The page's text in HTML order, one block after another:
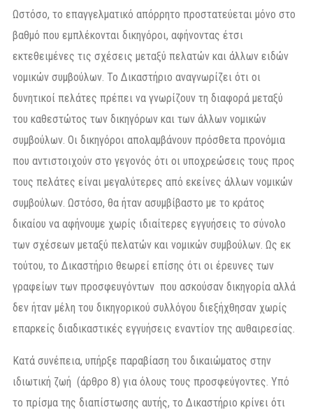
Ωστόσο, το επαγγελματικό απόρρητο προστατεύεται μόνο στο
βαθμό που εμπλέκονται δικηγόροι, αφήνοντας έτσι
εκτεθειμένες τις σχέσεις μεταξύ πελατών και άλλων ειδών
νομικών συμβούλων. Το Δικαστήριο αναγνωρίζει ότι οι
δυνητικοί πελάτες πρέπει να γνωρίζουν τη διαφορά μεταξύ
του καθεστώτος των δικηγόρων και των άλλων νομικών
συμβούλων. Οι δικηγόροι απολαμβάνουν πρόσθετα προνόμια
που αντιστοιχούν στο γεγονός ότι οι υποχρεώσεις τους προς
τους πελάτες είναι μεγαλύτερες από εκείνες άλλων νομικών
συμβούλων. Ωστόσο, θα ήταν ασυμβίβαστο με το κράτος
δικαίου να αφήνουμε χωρίς ιδιαίτερες εγγυήσεις το σύνολο
των σχέσεων μεταξύ πελατών και νομικών συμβούλων. Ως εκ
τούτου, το Δικαστήριο θεωρεί επίσης ότι οι έρευνες των
γραφείων των προσφευγόντων που ασκούσαν δικηγορία αλλά
δεν ήταν μέλη του δικηγορικού συλλόγου διεξήχθησαν χωρίς
επαρκείς διαδικαστικές εγγυήσεις εναντίον της αυθαιρεσίας.
Κατά συνέπεια, υπήρξε παραβίαση του δικαιώματος στην
ιδιωτική ζωή (άρθρο 8) για όλους τους προσφεύγοντες. Υπό
το πρίσμα της διαπίστωσης αυτής, το Δικαστήριο κρίνει ότι